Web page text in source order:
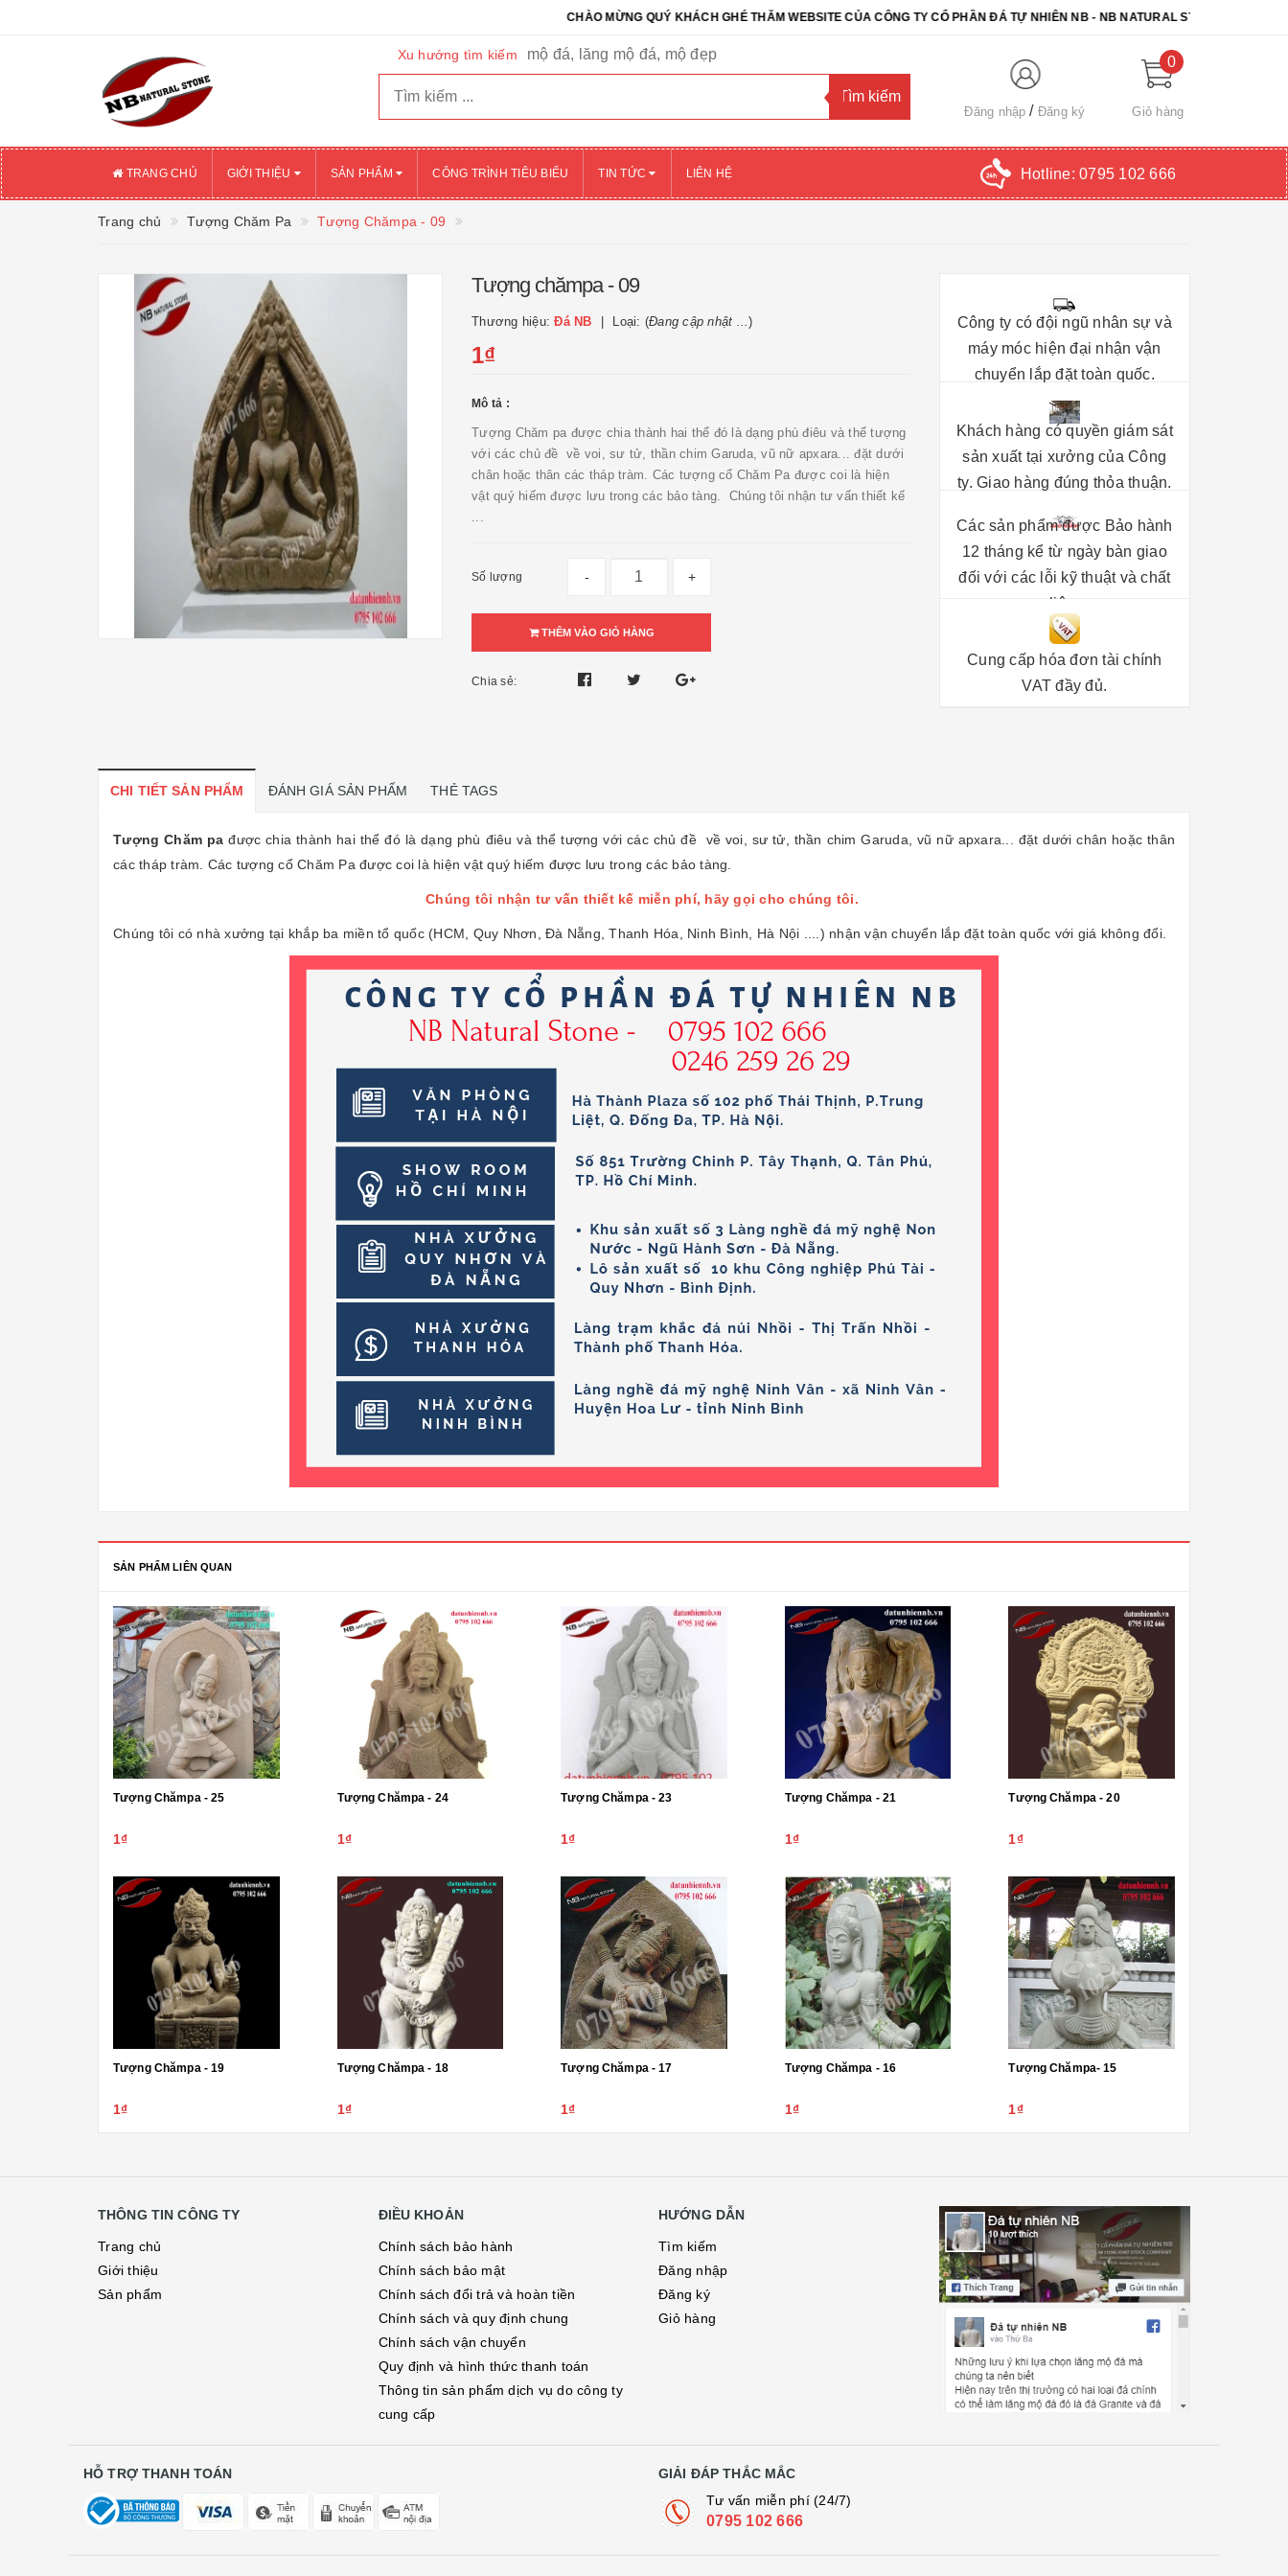
CHÀO MỪNG QUÝ KHÁCH GHÉ THĂM WEBSITE CỦA CÔNG TY CỔ PHẦN ĐÁ TỰ NHIÊN NB - NB NATURAL STONE. CHÚC QUÝ
Xu hướng tìm kiếm mộ đá, lăng mộ đá, mộ đẹp
Đăng nhập Đăng ký
0
Giỏ hàng
TRANG CHỦ GIỚI THIỆU SẢN PHẨM CÔNG TRÌNH TIÊU BIỂU TIN TỨC LIÊN HỆ Hotline: 0795 102 666
Trang chủ Tượng Chăm Pa Tượng Chămpa - 09
Tượng chămpa - 09
Thương hiệu:Đá NB Loại: (Đang cập nhật ...)
1₫
Mô tả :
Tượng Chăm pa được chia thành hai thể đó là dạng phù điêu và thể tượng
với các chủ đề về voi, sư tử, thần chim Garuda, vũ nữ apxara... đặt dưới
chân hoặc thân các tháp tràm. Các tượng cổ Chăm Pa được coi là hiện
vật quý hiếm được lưu trong các bảo tàng. Chúng tôi nhận tư vấn thiết kế
...
Số lượng - +
THÊM VÀO GIỎ HÀNG
Chia sẻ:
Công ty có đội ngũ nhân sự và
máy móc hiện đại nhận vận
chuyển lắp đặt toàn quốc.
Khách hàng có quyền giám sát
sản xuất tại xưởng của Công
ty. Giao hàng đúng thỏa thuận.
Các sản phẩm được Bảo hành
12 tháng kể từ ngày bàn giao
đối với các lỗi kỹ thuật và chất
liệu.
Cung cấp hóa đơn tài chính
VAT đầy đủ.
CHI TIẾT SẢN PHẨM ĐÁNH GIÁ SẢN PHẨM THẺ TAGS
Tượng Chăm pa được chia thành hai thể đó là dạng phù điêu và thể tượng với các chủ đề về voi, sư tử, thần chim Garuda, vũ nữ apxara... đặt dưới chân hoặc thân
các tháp tràm. Các tượng cổ Chăm Pa được coi là hiện vật quý hiếm được lưu trong các bảo tàng.
Chúng tôi nhận tư vấn thiết kế miễn phí, hãy gọi cho chúng tôi.
Chúng tôi có nhà xưởng tại khắp ba miền tổ quốc (HCM, Quy Nhơn, Đà Nẵng, Thanh Hóa, Ninh Bình, Hà Nội ....) nhận vận chuyển lắp đặt toàn quốc với giá không đổi.
SẢN PHẨM LIÊN QUAN
Tượng Chămpa - 25
1₫
Tượng Chămpa - 24
1₫
Tượng Chămpa - 23
1₫
Tượng Chămpa - 21
1₫
Tượng Chămpa - 20
1₫
Tượng Chămpa - 19
1₫
Tượng Chămpa - 18
1₫
Tượng Chămpa - 17
1₫
Tượng Chămpa - 16
1₫
Tượng Chămpa- 15
1₫
THÔNG TIN CÔNG TY
Trang chủ
Giới thiệu
Sản phẩm
ĐIỀU KHOẢN
Chính sách bảo hành
Chính sách bảo mật
Chính sách đổi trả và hoàn tiền
Chính sách và quy định chung
Chính sách vận chuyển
Quy định và hình thức thanh toán
Thông tin sản phẩm dịch vụ do công ty
cung cấp
HƯỚNG DẪN
Tìm kiếm
Đăng nhập
Đăng ký
Giỏ hàng
HỖ TRỢ THANH TOÁN
GIẢI ĐÁP THẮC MẮC
Tư vấn miễn phí (24/7)
0795 102 666